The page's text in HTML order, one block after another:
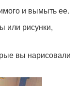
и вымыть ее.
или рисунки,
вы нарисовали